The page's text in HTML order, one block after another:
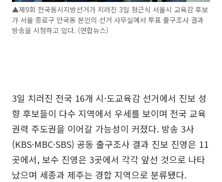
▲제9회 전국동시지방선거가 치러진 3일 정근식 서울시 교육감 후보
가 서울 종로구 안국동 본인의 선거 사무실에서 투표 출구조사 결과
방송을 시청하고 있다. (연합뉴스)
3일 치러진 전국 16개 시·도교육감 선거에서 진보 성
향 후보들이 다수 지역에서 우세를 보이며 전국 교육
권력 주도권을 이어갈 가능성이 커졌다. 방송 3사
(KBS·MBC·SBS) 공동 출구조사 결과 진보 진영은 11
곳에서, 보수 진영은 3곳에서 각각 앞선 것으로 나타
났으며 세종과 제주는 경합 지역으로 분류됐다.